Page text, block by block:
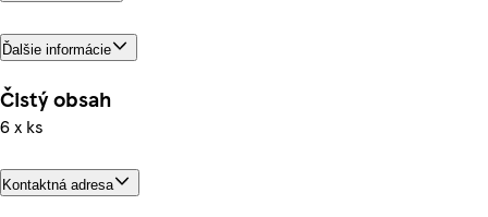
Ďalšie informácie
Čistý obsah
6 x ks
Kontaktná adresa